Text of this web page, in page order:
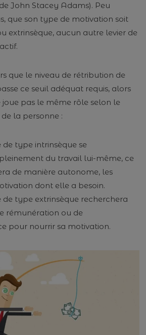
John Stacey Adams). Peu
que son type de motivation soit
extrinsèque, aucun autre levier de
que le niveau de rétribution de
ce seuil adéquat requis, alors
pas le même rôle selon le
la personne :
de type intrinsèque se
du travail lui-même, ce
de manière autonome, les
dont elle a besoin.
de type extrinsèque recherchera
rémunération ou de
pour nourrir sa motivation.